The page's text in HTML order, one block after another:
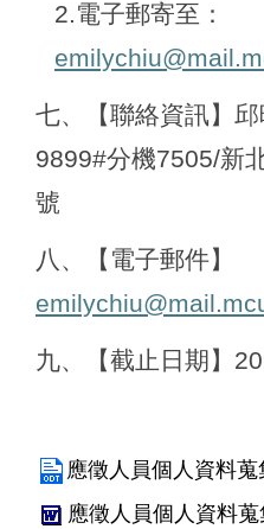
2.電子郵寄至：
七、【聯絡資訊】
9899#分機7505/新
號
八、【電子郵件】
九、【截止日期】
應徵人員個人資料
應徵人員個人資料